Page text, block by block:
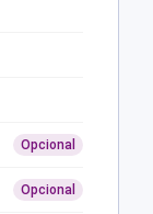
Opcional
Opcional